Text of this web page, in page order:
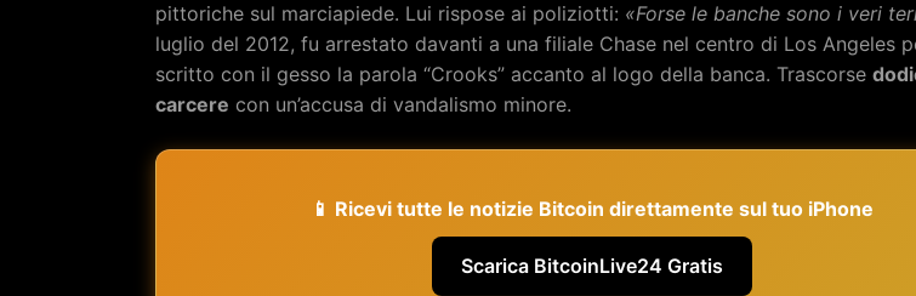
pittoriche sul marciapiede. Lui rispose ai poliziotti: «Forse le banche sono i veri
luglio del 2012, fu arrestato davanti a una filiale Chase nel centro di Los Angeles
scritto con il gesso la parola “Crooks” accanto al logo della banca. Trascorse
carcere con un’accusa di vandalismo minore.
📱 Ricevi tutte le notizie Bitcoin direttamente sul tuo iPhone
Scarica BitcoinLive24 Gratis